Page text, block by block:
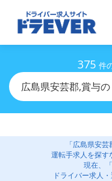
375 件
広島県安芸郡,賞与
「広島県安
運転手求人を探す
現在、
ドライバー求人